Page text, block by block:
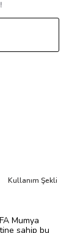
Kullanım Şekli
Mumya
sahip bu